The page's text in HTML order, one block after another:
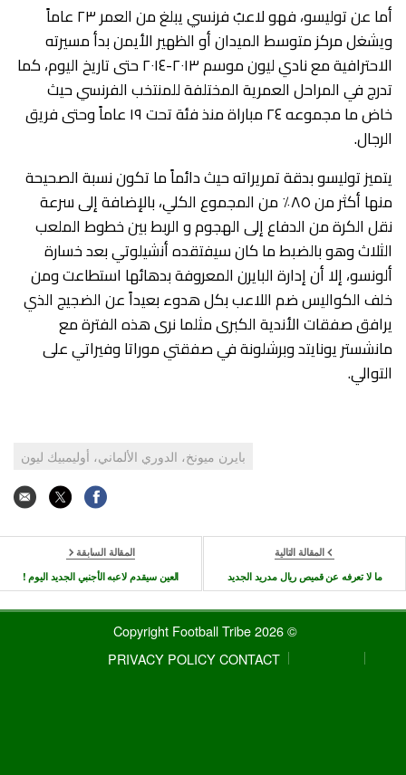
أما عن توليسو، فهو لاعبٌ فرنسي يبلغ من العمر ٢٣ عاماً
ويشغل مركز متوسط الميدان أو الظهير الأيمن بدأ مسيرته
الاحترافية مع نادي ليون موسم ٢٠١٣-٢٠١٤ حتى تاريخ اليوم، كما
تدرج في المراحل العمرية المختلفة للمنتخب الفرنسي حيث
خاض ما مجموعه ٢٤ مباراة منذ فئة تحت ١٩ عاماً وحتى فريق
الرجال.
يتميز توليسو بدقة تمريراته حيث دائماً ما تكون نسبة الصحيحة
منها أكثر من ٨٥٪ من المجموع الكلي، بالإضافة إلى سرعة
نقل الكرة من الدفاع إلى الهجوم و الربط بين خطوط الملعب
الثلاث وهو بالضبط ما كان سيفتقده أنشيلوتي بعد خسارة
ألونسو، إلا أن إدارة البايرن المعروفة بدهائها استطاعت ومن
خلف الكواليس ضم اللاعب بكل هدوء بعيداً عن الضجيج الذي
يرافق صفقات الأندية الكبرى مثلما نرى هذه الفترة مع
مانشستر يونايتد وبرشلونة في صفقتي موراتا وفيراتي على
التوالي.
بايرن ميونخ، الدوري الألماني، أوليمبيك ليون
المقالة التالية
ما لا تعرفه عن قميص ريال مدريد الجديد
المقالة السابقة
العين سيقدم لاعبه الأجنبي الجديد اليوم !
© 2026 Copyright Football Tribe
CONTACT
PRIVACY POLICY